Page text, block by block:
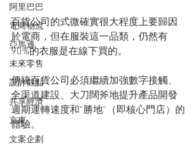
阿里巴巴
電商物流
亞馬遜
未來零售
設計觀點
共享經濟
京東
文案企劃
百貨公司的式微確實很大程度上要歸因
於電商，但在服裝這一品類，仍然有
90%的衣服是在線下買的。
傳統百貨公司必須繼續加強數字接觸、
全渠道建設、大刀闊斧地提升產品開發
週期運轉速度和“勝地”（即核心門店）的
體驗。